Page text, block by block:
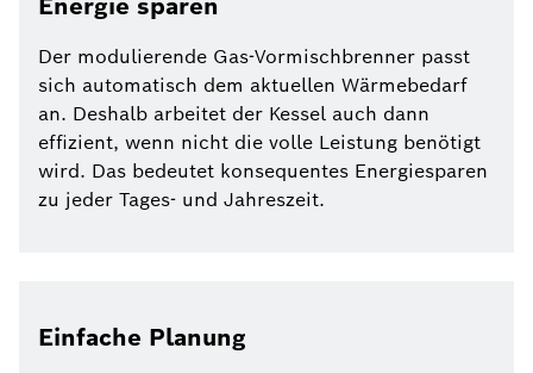
Der modulierende Gas-Vormischbrenner passt
sich automatisch dem aktuellen Wärmebedarf
an. Deshalb arbeitet der Kessel auch dann
effizient, wenn nicht die volle Leistung benötigt
wird. Das bedeutet konsequentes Energiesparen
zu jeder Tages- und Jahreszeit.
Einfache Planung